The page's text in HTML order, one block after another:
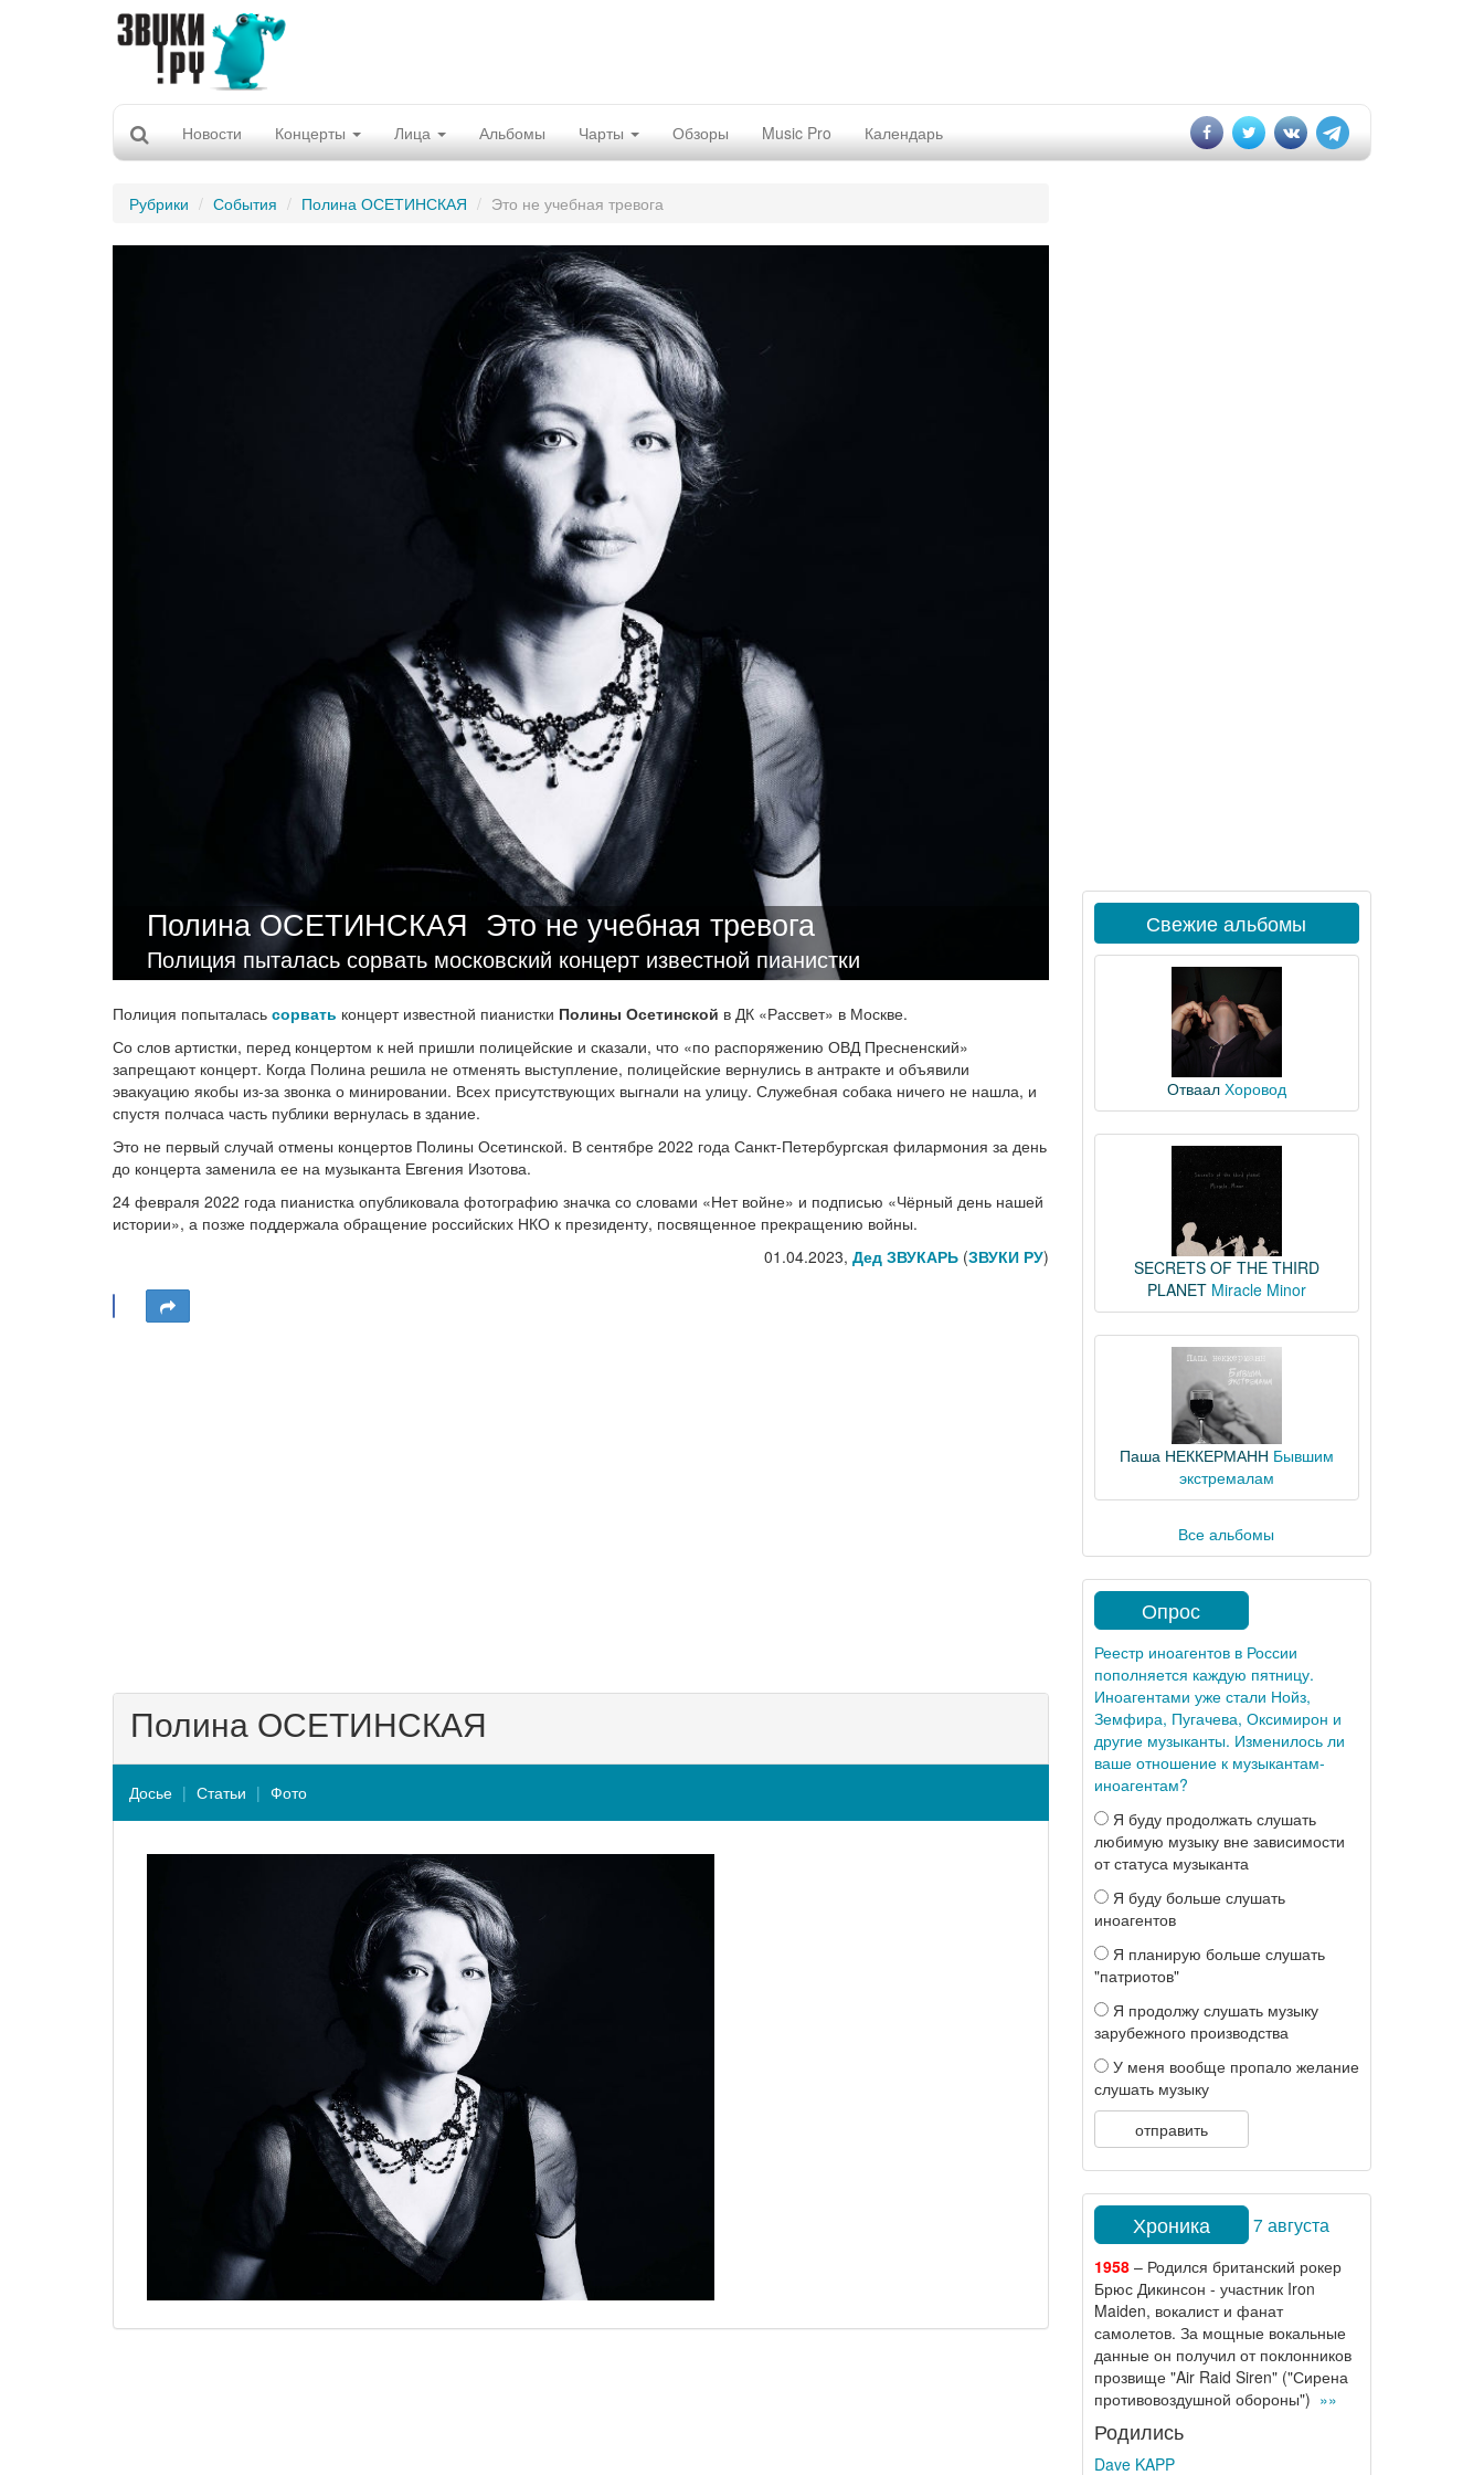
Новости Концерты Лица Альбомы Чарты Обзоры Music Pro Календарь
Рубрики События Полина ОСЕТИНСКАЯ Это не учебная тревога
Полина ОСЕТИНСКАЯ Это не учебная тревога
Полиция пыталась сорвать московский концерт известной пианистки
Полиция попыталась сорвать концерт известной пианистки Полины Осетинской в ДК «Рассвет» в Москве.
Со слов артистки, перед концертом к ней пришли полицейские и сказали, что «по распоряжению ОВД Пресненский»
запрещают концерт. Когда Полина решила не отменять выступление, полицейские вернулись в антракте и объявили
эвакуацию якобы из-за звонка о минировании. Всех присутствующих выгнали на улицу. Служебная собака ничего не нашла, и
спустя полчаса часть публики вернулась в здание.
Это не первый случай отмены концертов Полины Осетинской. В сентябре 2022 года Санкт-Петербургская филармония за день
до концерта заменила ее на музыканта Евгения Изотова.
24 февраля 2022 года пианистка опубликовала фотографию значка со словами «Нет войне» и подписью «Чёрный день нашей
истории», а позже поддержала обращение российских НКО к президенту, посвященное прекращению войны.
01.04.2023, Дед ЗВУКАРЬ(ЗВУКИ РУ)
Полина ОСЕТИНСКАЯ
Досье Статьи Фото
Свежие альбомы
Отваал Хоровод
SECRETS OF THE THIRD
PLANET Miracle Minor
Паша НЕККЕРМАНН Бывшим
экстремалам
Все альбомы
Опрос
Реестр иноагентов в России
пополняется каждую пятницу.
Иноагентами уже стали Нойз,
Земфира, Пугачева, Оксимирон и
другие музыканты. Изменилось ли
ваше отношение к музыкантам-
иноагентам?
Я буду продолжать слушать
любимую музыку вне зависимости
от статуса музыканта
Я буду больше слушать
иноагентов
Я планирую больше слушать
"патриотов"
Я продолжу слушать музыку
зарубежного производства
У меня вообще пропало желание
слушать музыку
отправить
Хроника 7 августа
1958– Родился британский рокер
Брюс Дикинсон - участник Iron
Maiden, вокалист и фанат
самолетов. За мощные вокальные
данные он получил от поклонников
прозвище "Air Raid Siren" ("Сирена
противовоздушной обороны") »»
Родились
Dave KAPP